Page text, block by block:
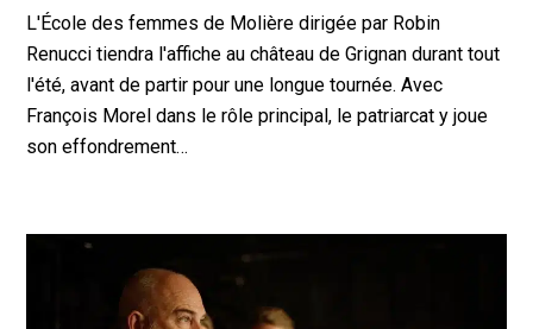
L'École des femmes de Molière dirigée par Robin
Renucci tiendra l'affiche au château de Grignan durant tout
l'été, avant de partir pour une longue tournée. Avec
François Morel dans le rôle principal, le patriarcat y joue
son effondrement…